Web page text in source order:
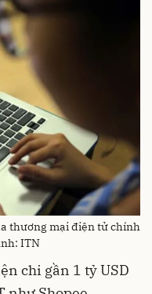
thương mại điện tử chính
ITN
chi gần 1 tỷ USD